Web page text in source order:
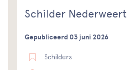
Schilder Nederweert
Gepubliceerd 03 juni 2026
Schilders